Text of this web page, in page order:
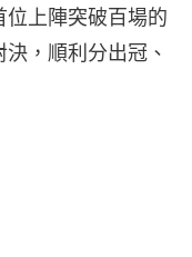
上陣突破百場的
決，順利分出冠、